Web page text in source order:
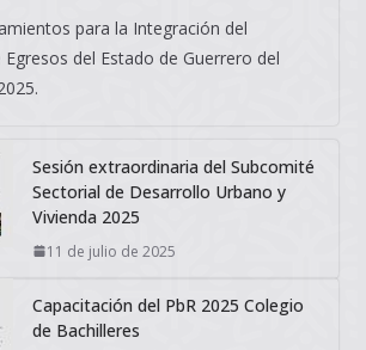
para la Integración del
del Estado de Guerrero del
Sesión extraordinaria del Subcomité
Sectorial de Desarrollo Urbano y
Vivienda 2025
11 de julio de 2025
Capacitación del PbR 2025 Colegio
de Bachilleres